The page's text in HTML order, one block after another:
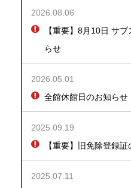
2026.08.06
【重要】8月10日 サ
らせ
2026.05.01
全館休館日のお知らせ
2025.09.19
【重要】旧免除登録
2025.07.11